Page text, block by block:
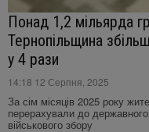
Понад 1,2 мільярда
Тернопільщина
у 4 рази
14:18 12 Серпня, 2025
За сім місяців 2025 року
перерахували до
військового збору